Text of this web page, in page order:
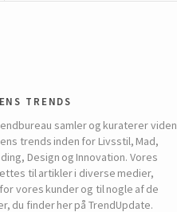
trends
samler og kuraterer viden
trends inden for Livsstil, Mad,
Design og Innovation. Vores
til artikler i diverse medier,
vores kunder og til nogle af de
du finder her på TrendUpdate.